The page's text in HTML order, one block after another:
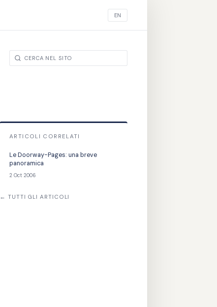
EN
ARTICOLI CORRELATI
Le Doorway-Pages: una breve
panoramica
2 Oct 2006
← TUTTI GLI ARTICOLI